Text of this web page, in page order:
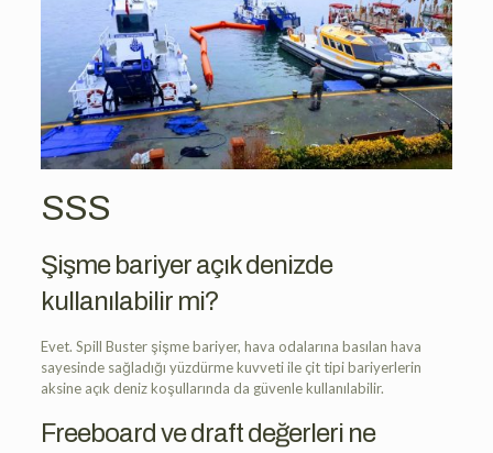
SSS
Şişme bariyer açık denizde
kullanılabilir mi?
Evet. Spill Buster şişme bariyer, hava odalarına basılan hava
sayesinde sağladığı yüzdürme kuvveti ile çit tipi bariyerlerin
aksine açık deniz koşullarında da güvenle kullanılabilir.
Freeboard ve draft değerleri ne